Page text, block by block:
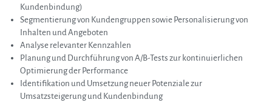
Kundenbindung)
Segmentierung von Kundengruppen sowie Personalisierung von
Inhalten und Angeboten
Analyse relevanter Kennzahlen
Planung und Durchführung von A/B-Tests zur kontinuierlichen
Optimierung der Performance
Identifikation und Umsetzung neuer Potenziale zur
Umsatzsteigerung und Kundenbindung